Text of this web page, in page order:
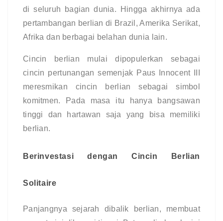
di seluruh bagian dunia. Hingga akhirnya ada
pertambangan berlian di Brazil, Amerika Serikat,
Afrika dan berbagai belahan dunia lain.
Cincin berlian mulai dipopulerkan sebagai
cincin pertunangan semenjak Paus Innocent III
meresmikan cincin berlian sebagai simbol
komitmen. Pada masa itu hanya bangsawan
tinggi dan hartawan saja yang bisa memiliki
berlian.
Berinvestasi dengan Cincin Berlian
Solitaire
Panjangnya sejarah dibalik berlian, membuat